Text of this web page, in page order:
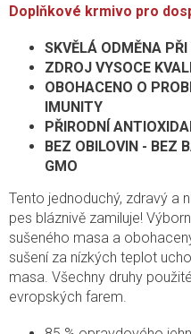
Doplňkové krmivo pro
SKVĚLÁ ODMĚNA PŘI
ZDROJ VYSOCE
OBOHACENO O
IMUNITY
PŘIRODNÍ
BEZ OBILOVIN - BEZ
GMO
Tento jednoduchý, zdravý a
pes bláznivě zamiluje!
sušeného masa a
sušení za nízkých teplot
masa. Všechny druhy
evropských farem.